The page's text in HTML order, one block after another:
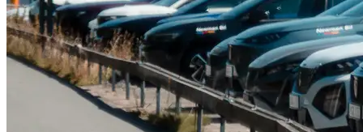
Leapmotor
Tillbehör & reservdelar